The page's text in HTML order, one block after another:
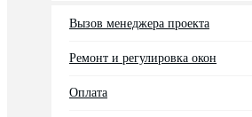
Вызов менеджера проекта
Ремонт и регулировка окон
Оплата